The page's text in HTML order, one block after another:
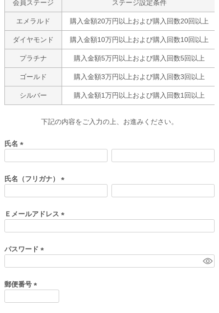
会員ステージ ステージ設定条件
エメラルド 購入金額20万円以上および購入回数20回以上
ダイヤモンド 購入金額10万円以上および購入回数10回以上
プラチナ 購入金額5万円以上および購入回数5回以上
ゴールド 購入金額3万円以上および購入回数3回以上
シルバー 購入金額1万円以上および購入回数1回以上
下記の内容をご入力の上、お進みください。
氏名
須
)
氏名（フリガナ）
須
)
Ｅメールアドレス
)
パスワード
)
郵便番号